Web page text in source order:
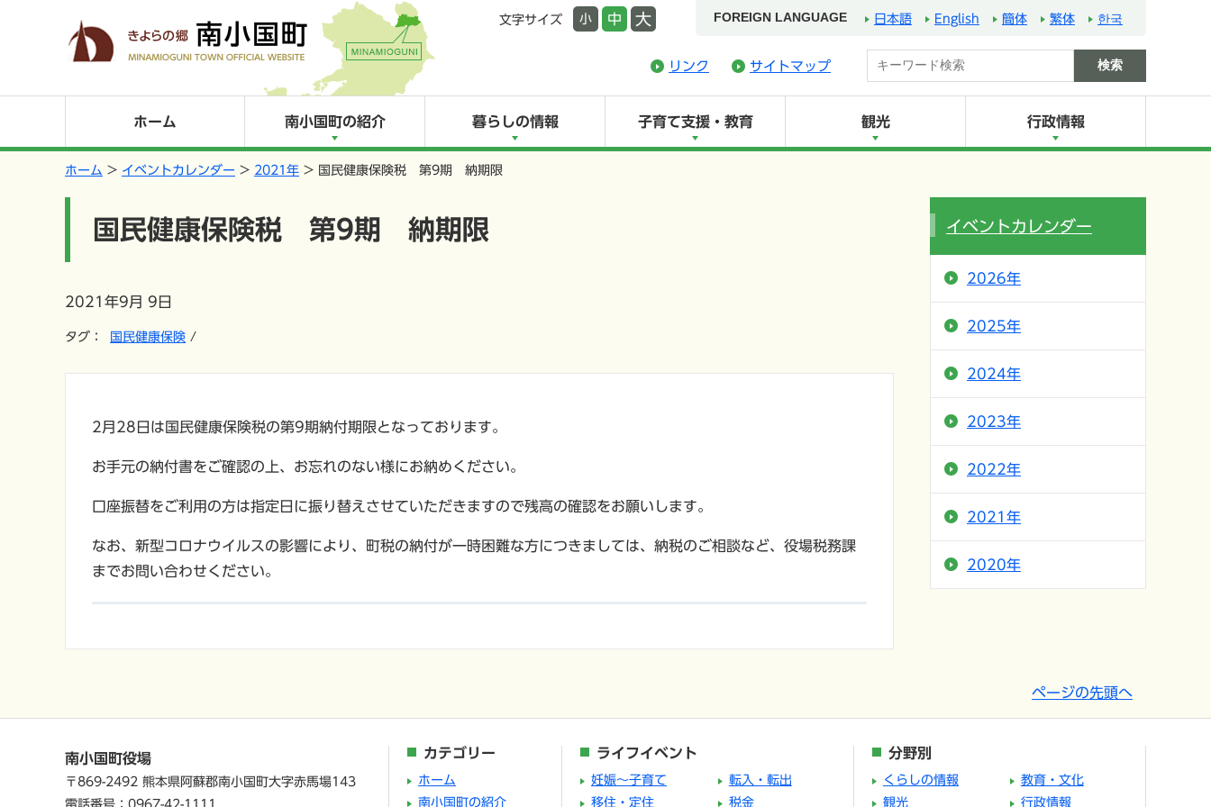
文字サイズ 小 中 大 FOREIGN LANGUAGE 日本語 English 簡体 繁体 한국
リンク サイトマップ
ホーム 南小国町の紹介 暮らしの情報 子育て支援・教育 観光 行政情報
ホーム イベントカレンダー 2021年 国民健康保険税 第9期 納期限
国民健康保険税 第9期 納期限
2021年9月 9日
タグ： 国民健康保険
2月28日は国民健康保険税の第9期納付期限となっております。
お手元の納付書をご確認の上、お忘れのない様にお納めください。
口座振替をご利用の方は指定日に振り替えさせていただきますので残高の確認をお願いします。
なお、新型コロナウイルスの影響により、町税の納付が一時困難な方につきましては、納税のご相談など、役場税務課
までお問い合わせください。
イベントカレンダー
2026年
2025年
2024年
2023年
2022年
2021年
2020年
ページの先頭へ
南小国町役場
〒869-2492 熊本県阿蘇郡南小国町大字赤馬場143
電話番号：0967-42-1111
カテゴリー
ホーム
南小国町の紹介
ライフイベント
妊娠～子育て
転入・転出
移住・定住
税金
分野別
くらしの情報
教育・文化
観光
行政情報